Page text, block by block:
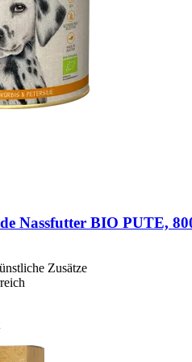
Nassfutter BIO PUTE,
Zusätze